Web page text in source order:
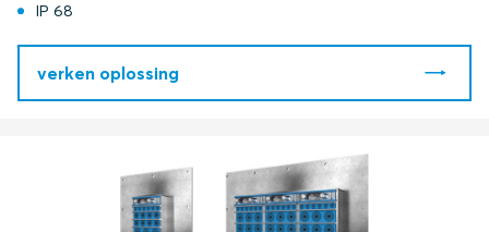
IP 68
verken oplossing